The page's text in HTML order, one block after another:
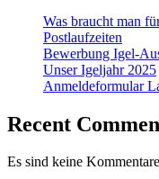
Was braucht man
Postlaufzeiten
Bewerbung Igel-
Unser Igeljahr 2025
Anmeldeformular
Recent
Es sind keine